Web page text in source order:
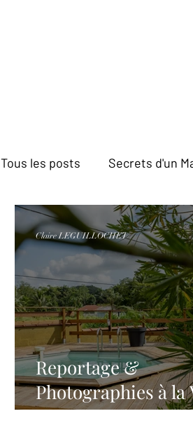
Tous les posts Secrets d'un
Reportage Villas Prestige
Reportage &
Photographies à la
HOLIDAY de
Claire LEGUILLOCHET